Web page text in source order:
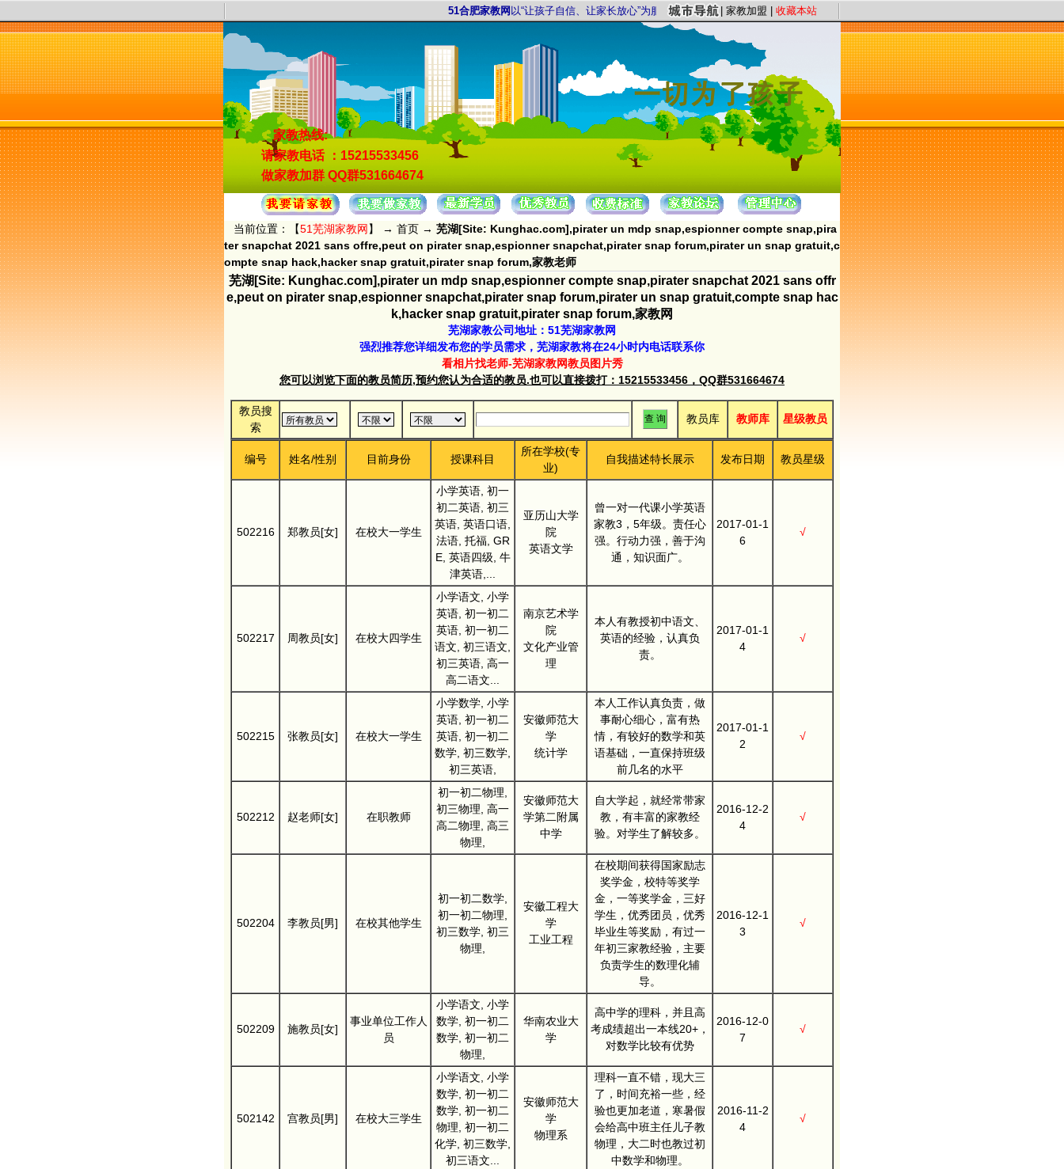
51合肥家教网以“让孩子自信、让家长放心”为服务宗旨，以“证件认证、星级评定”保证教员质量，以“系统化、高质量、快节奏”为服务理
家教加盟 收藏本站
家教热线:
请家教电话 ：15215533456
做家教加群 QQ群531664674
当前位置：【51芜湖家教网】 → 首页 → 芜湖[Site: Kunghac.com],pirater un mdp snap,espionner compte snap,pira
ter snapchat 2021 sans offre,peut on pirater snap,espionner snapchat,pirater snap forum,pirater un snap gratuit,c
ompte snap hack,hacker snap gratuit,pirater snap forum,家教老师
芜湖[Site: Kunghac.com],pirater un mdp snap,espionner compte snap,pirater snapchat 2021 sans offr
e,peut on pirater snap,espionner snapchat,pirater snap forum,pirater un snap gratuit,compte snap hac
k,hacker snap gratuit,pirater snap forum,家教网
芜湖家教公司地址：51芜湖家教网
强烈推荐您详细发布您的学员需求，芜湖家教将在24小时内电话联系你
看相片找老师-芜湖家教网教员图片秀
您可以浏览下面的教员简历,预约您认为合适的教员.也可以直接拨打：15215533456，QQ群531664674
教员搜
索
教员库 教师库 星级教员
编号 姓名/性别 目前身份 授课科目
所在学校(专
业)
自我描述特长展示 发布日期 教员星级
502216 郑教员[女] 在校大一学生
小学英语, 初一
初二英语, 初三
英语, 英语口语,
法语, 托福, GR
E, 英语四级, 牛
津英语,...
亚历山大学
院
英语文学
曾一对一代课小学英语
家教3，5年级。责任心
强。行动力强，善于沟
通，知识面广。
2017-01-1
6
√
502217 周教员[女] 在校大四学生
小学语文, 小学
英语, 初一初二
英语, 初一初二
语文, 初三语文,
初三英语, 高一
高二语文...
南京艺术学
院
文化产业管
理
本人有教授初中语文、
英语的经验，认真负
责。
2017-01-1
4
√
502215 张教员[女] 在校大一学生
小学数学, 小学
英语, 初一初二
英语, 初一初二
数学, 初三数学,
初三英语,
安徽师范大
学
统计学
本人工作认真负责，做
事耐心细心，富有热
情，有较好的数学和英
语基础，一直保持班级
前几名的水平
2017-01-1
2
√
502212 赵老师[女] 在职教师
初一初二物理,
初三物理, 高一
高二物理, 高三
物理,
安徽师范大
学第二附属
中学
自大学起，就经常带家
教，有丰富的家教经
验。对学生了解较多。
2016-12-2
4
√
502204 李教员[男] 在校其他学生
初一初二数学,
初一初二物理,
初三数学, 初三
物理,
安徽工程大
学
工业工程
在校期间获得国家励志
奖学金，校特等奖学
金，一等奖学金，三好
学生，优秀团员，优秀
毕业生等奖励，有过一
年初三家教经验，主要
负责学生的数理化辅
导。
2016-12-1
3
√
502209 施教员[女]
事业单位工作人
员
小学语文, 小学
数学, 初一初二
数学, 初一初二
物理,
华南农业大
学
高中学的理科，并且高
考成绩超出一本线20+，
对数学比较有优势
2016-12-0
7
√
502142 宫教员[男] 在校大三学生
小学语文, 小学
数学, 初一初二
数学, 初一初二
物理, 初一初二
化学, 初三数学,
初三语文...
安徽师范大
学
物理系
理科一直不错，现大三
了，时间充裕一些，经
验也更加老道，寒暑假
会给高中班主任儿子教
物理，大二时也教过初
中数学和物理。
2016-11-2
4
√